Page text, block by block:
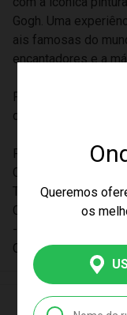
Queremos
os
Gogh. Uma
ais famosas do
encantadores e a
Perfeito para quem
decorar um
Faixa Etária; A partir
Componentes: 1
Tamanho da
Certificação
-2004 OCP 0046
Código de Barras: